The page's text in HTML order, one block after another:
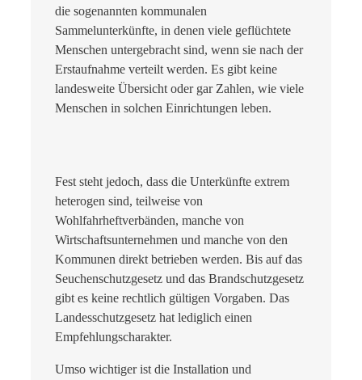
die sogenannten kommunalen
Sammelunterkünfte, in denen viele geflüchtete
Menschen untergebracht sind, wenn sie nach der
Erstaufnahme verteilt werden. Es gibt keine
landesweite Übersicht oder gar Zahlen, wie viele
Menschen in solchen Einrichtungen leben.
Fest steht jedoch, dass die Unterkünfte extrem
heterogen sind, teilweise von
Wohlfahrheftverbänden, manche von
Wirtschaftsunternehmen und manche von den
Kommunen direkt betrieben werden. Bis auf das
Seuchenschutzgesetz und das Brandschutzgesetz
gibt es keine rechtlich gültigen Vorgaben. Das
Landesschutzgesetz hat lediglich einen
Empfehlungscharakter.
Umso wichtiger ist die Installation und